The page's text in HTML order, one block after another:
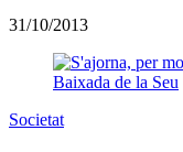
31/10/2013
Societat